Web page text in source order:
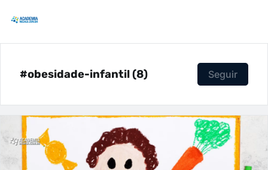
#obesidade-infantil (8) Seguir